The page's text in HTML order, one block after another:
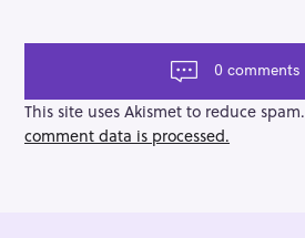
v
a
t
i
0 comments
This site uses Akismet to reduce spam.
comment data is processed.